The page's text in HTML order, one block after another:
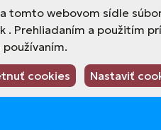
tomto webovom sídle
Prehliadaním a použitím
používaním.
cookies Nastaviť